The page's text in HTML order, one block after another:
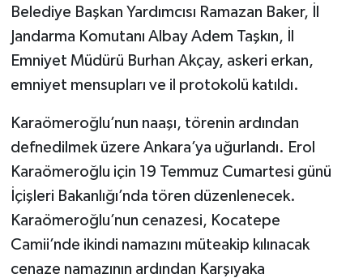
Belediye Başkan Yardımcısı Ramazan Baker, İl
Jandarma Komutanı Albay Adem Taşkın, İl
Emniyet Müdürü Burhan Akçay, askeri erkan,
emniyet mensupları ve il protokolü katıldı.
Karaömeroğlu’nun naaşı, törenin ardından
defnedilmek üzere Ankara’ya uğurlandı. Erol
Karaömeroğlu için 19 Temmuz Cumartesi günü
İçişleri Bakanlığı’nda tören düzenlenecek.
Karaömeroğlu’nun cenazesi, Kocatepe
Camii’nde ikindi namazını müteakip kılınacak
cenaze namazının ardından Karşıyaka